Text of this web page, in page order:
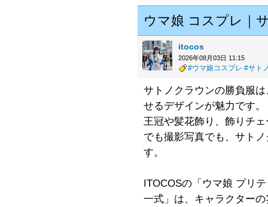
ウマ娘 コスプレ｜
itocos
2026年08月03日 11:15
#ウマ娘コスプレ #サト
サトノクラウンの勝負服
せるデザインが魅力です。
王冠や髪花飾り、飾りチ
でも撮影写真でも、サト
す。
ITOCOSの「ウマ娘 プリ
一式」は、キャラクター